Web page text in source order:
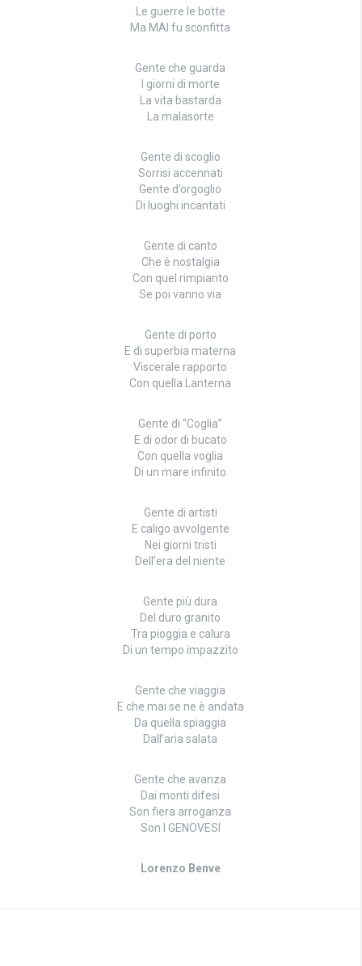
Le guerre le botte
Ma MAI fu sconfitta
Gente che guarda
I giorni di morte
La vita bastarda
La malasorte
Gente di scoglio
Sorrisi accennati
Gente d’orgoglio
Di luoghi incantati
Gente di canto
Che è nostalgia
Con quel rimpianto
Se poi vanno via
Gente di porto
E di superbia materna
Viscerale rapporto
Con quella Lanterna
Gente di “Coglia”
E di odor di bucato
Con quella voglia
Di un mare infinito
Gente di artisti
E caligo avvolgente
Nei giorni tristi
Dell’era del niente
Gente più dura
Del duro granito
Tra pioggia e calura
Di un tempo impazzito
Gente che viaggia
E che mai se ne è andata
Da quella spiaggia
Dall’aria salata
Gente che avanza
Dai monti difesi
Son fiera arroganza
Son I GENOVESI
Lorenzo Benve